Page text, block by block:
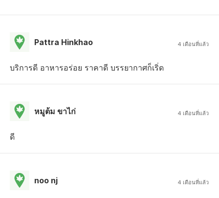
Pattra Hinkhao 4 เดือนที่แล้ว
บริการดี อาหารอร่อย ราคาดี บรรยากาศก็เริ่ด
หมูต้ม ขาไก่ 4 เดือนที่แล้ว
ดี
noo nj 4 เดือนที่แล้ว